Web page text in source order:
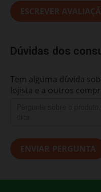
ESCREVER
Dúvidas dos
Tem alguma dúvida
lojista e a outros
ENVIAR PERGUNTA